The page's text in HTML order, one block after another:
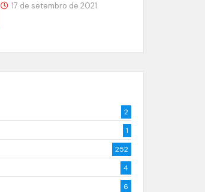
17 de setembro de 2021
2
1
252
4
6